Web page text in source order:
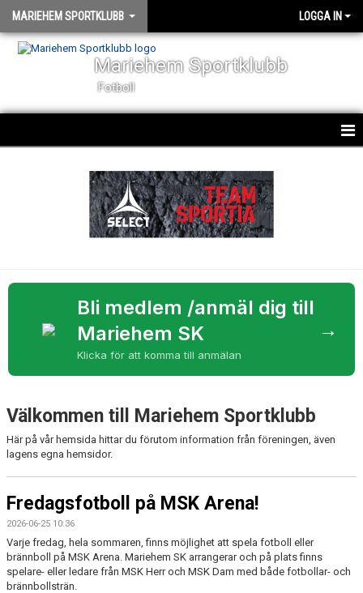
MARIEHEM SPORTKLUBB LOGGA IN
Mariehem Sportklubb
Fotboll
FÖR VÅRA LEDARE
MSK SUPPORTER
FOTBOLLSSKOLAN
NYBÖRJARFOTBOLL
FRITIDSKORTET
Bli medlem /anmäl dig till
Mariehem SK
Klicka för att komma till anmälan
→
Välkommen till Mariehem Sportklubb
Här på vår hemsida hittar du förutom information från föreningen, även
lagens egna hemsidor.
Fredagsfotboll på MSK Arena!
2026-06-25 10:36
Varje fredag, hela sommaren, finns möjlighet att spela fotboll eller
brännboll på MSK Arena. Mariehem SK arrangerar och på plats finns
spelare- eller ledare från MSK Herr och MSK Dam med både fotbollar- och
brännbollsträn.